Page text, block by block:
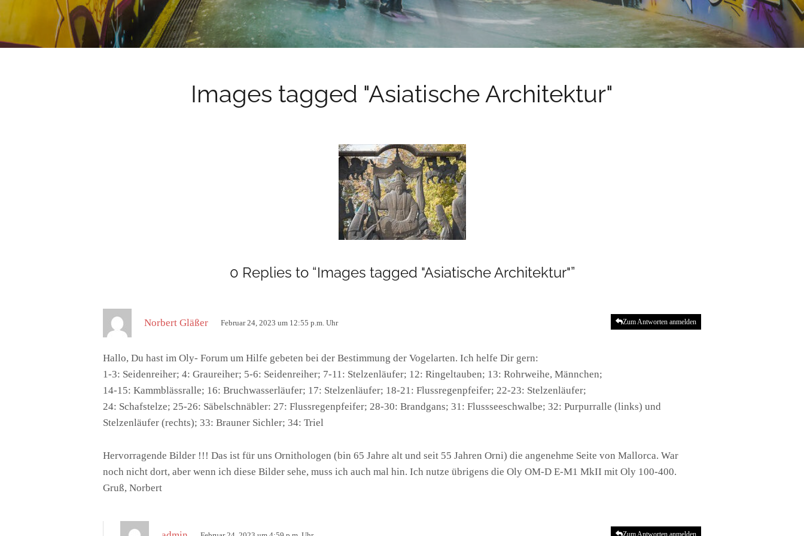
Images tagged "Asiatische Architektur"
0 Replies to “Images tagged "Asiatische Architektur"”
Norbert Gläßer
t
:
Februar 24, 2023 um 12:55 p.m. Uhr
Hallo, Du hast im Oly- Forum um Hilfe gebeten bei der Bestimmung der Vogelarten. Ich helfe Dir gern:
1-3: Seidenreiher; 4: Graureiher; 5-6: Seidenreiher; 7-11: Stelzenläufer; 12: Ringeltauben; 13: Rohrweihe, Männchen;
14-15: Kammblässralle; 16: Bruchwasserläufer; 17: Stelzenläufer; 18-21: Flussregenpfeifer; 22-23: Stelzenläufer;
24: Schafstelze; 25-26: Säbelschnäbler: 27: Flussregenpfeifer; 28-30: Brandgans; 31: Flussseeschwalbe; 32: Purpurralle (links) und
Stelzenläufer (rechts); 33: Brauner Sichler; 34: Triel
Hervorragende Bilder !!! Das ist für uns Ornithologen (bin 65 Jahre alt und seit 55 Jahren Orni) die angenehme Seite von Mallorca. War
noch nicht dort, aber wenn ich diese Bilder sehe, muss ich auch mal hin. Ich nutze übrigens die Oly OM-D E-M1 MkII mit Oly 100-400.
Gruß, Norbert
Zum Antworten anmelden
Zum Antworten anmelden